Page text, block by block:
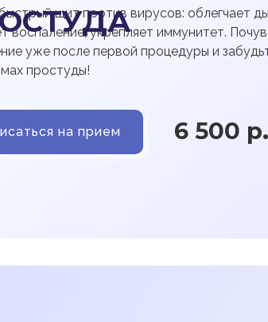
щит против вирусов: облегчает
воспаление, укрепляет иммунитет.
уже после первой процедуры и
простуды!
на прием 6 500 р.